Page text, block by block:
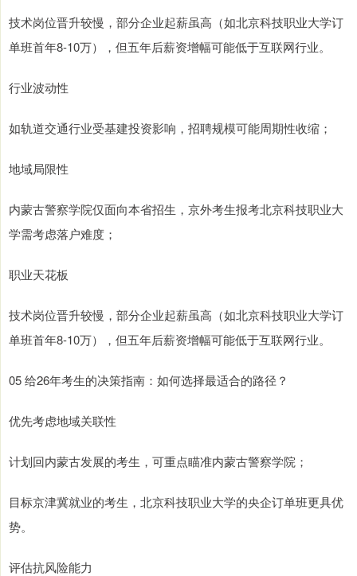
技术岗位晋升较慢，部分企业起薪虽高（如北京科技职业大学订
单班首年8-10万），但五年后薪资增幅可能低于互联网行业。
行业波动性
如轨道交通行业受基建投资影响，招聘规模可能周期性收缩；
地域局限性
内蒙古警察学院仅面向本省招生，京外考生报考北京科技职业大
学需考虑落户难度；
职业天花板
技术岗位晋升较慢，部分企业起薪虽高（如北京科技职业大学订
单班首年8-10万），但五年后薪资增幅可能低于互联网行业。
05 给26年考生的决策指南：如何选择最适合的路径？
优先考虑地域关联性
计划回内蒙古发展的考生，可重点瞄准内蒙古警察学院；
目标京津冀就业的考生，北京科技职业大学的央企订单班更具优
势。
评估抗风险能力